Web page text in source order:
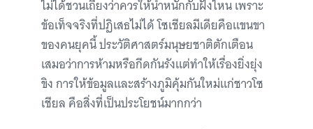
ไม่ได้ชวนเถียงว่าควรให้น้ำหนักกับฝั่งไหน เพราะ
ข้อเท็จจริงที่ปฏิเสธไม่ได้ โซเชียลมีเดียคือแขนขา
ของคนยุคนี้ ประวัติศาสตร์มนุษยชาติตักเตือน
เสมอว่าการห้ามหรือกีดกันรังแต่ทำให้เรื่องยิ่งยุ่ง
ขิง การให้ข้อมูลและสร้างภูมิคุ้มกันใหม่แก่ชาวโซ
เชียล คือสิ่งที่เป็นประโยชน์มากกว่า